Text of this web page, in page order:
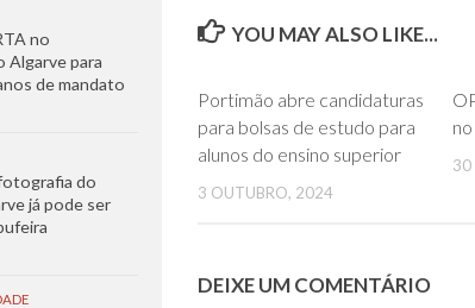
YOU MAY ALSO LIKE...
Portimão abre candidaturas
para bolsas de estudo para
alunos do ensino superior
3 OUTUBRO, 2024
30
DEIXE UM COMENTÁRIO
no
para
de mandato
do
já pode ser